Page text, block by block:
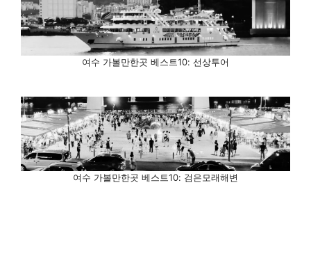
여수 가볼만한곳 베스트10: 선상투어
여수 가볼만한곳 베스트10: 검은모래해변